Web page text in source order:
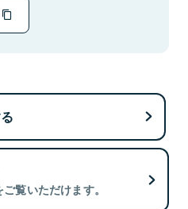
覧いただけます。